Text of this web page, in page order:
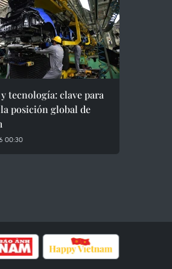
tecnología: clave para
posición global de
00:30